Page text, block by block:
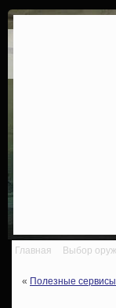
Главная Выбор
« Полезные